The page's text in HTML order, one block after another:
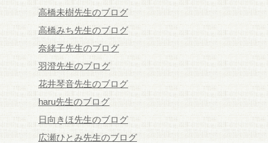
高橋未樹先生のブログ
高橋みち先生のブログ
奈緒子先生のブログ
羽澄先生のブログ
花井琴音先生のブログ
haru先生のブログ
日向きほ先生のブログ
広瀬ひとみ先生のブログ